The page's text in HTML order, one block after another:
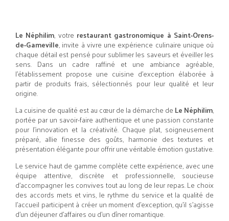
Le Néphilim, votre restaurant gastronomique à Saint-Orens-
de-Gameville, invite à vivre une expérience culinaire unique où
chaque détail est pensé pour sublimer les saveurs et éveiller les
sens. Dans un cadre raffiné et une ambiance agréable,
l’établissement propose une cuisine d’exception élaborée à
partir de produits frais, sélectionnés pour leur qualité et leur
origine.
La cuisine de qualité est au cœur de la démarche de Le Néphilim,
portée par un savoir-faire authentique et une passion constante
pour l’innovation et la créativité. Chaque plat, soigneusement
préparé, allie finesse des goûts, harmonie des textures et
présentation élégante pour offrir une véritable émotion gustative.
Le service haut de gamme complète cette expérience, avec une
équipe attentive, discrète et professionnelle, soucieuse
d’accompagner les convives tout au long de leur repas. Le choix
des accords mets et vins, le rythme du service et la qualité de
l’accueil participent à créer un moment d’exception, qu’il s’agisse
d’un déjeuner d’affaires ou d’un dîner romantique.